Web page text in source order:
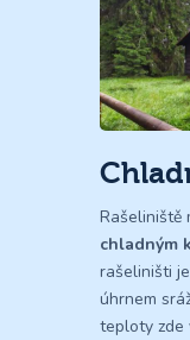
Rašeliniště
chladným
rašeliništi
úhrnem
teploty zde